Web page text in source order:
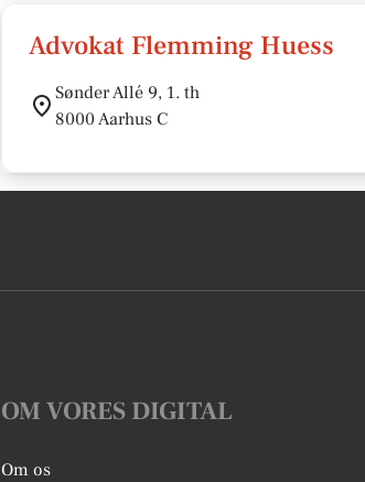
Advokat Flemming Huess
Sønder Allé 9, 1. th
8000 Aarhus C
OM VORES DIGITAL
Om os